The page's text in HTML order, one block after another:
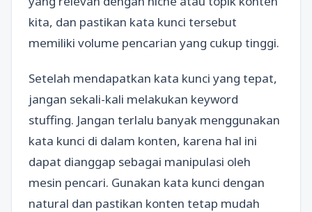
kita, dan pastikan kata kunci tersebut
memiliki volume pencarian yang cukup tinggi.
Setelah mendapatkan kata kunci yang tepat,
jangan sekali-kali melakukan keyword
stuffing. Jangan terlalu banyak menggunakan
kata kunci di dalam konten, karena hal ini
dapat dianggap sebagai manipulasi oleh
mesin pencari. Gunakan kata kunci dengan
natural dan pastikan konten tetap mudah